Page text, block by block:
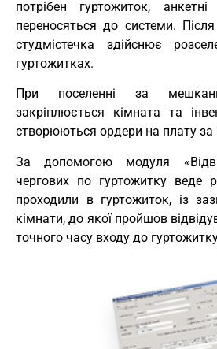
потрібен гуртожиток,
переносяться до системи. Після
студмістечка здійснює
гуртожитках.
При поселенні за
закріплюється кімната та
створюються ордери на плату
За допомогою модуля
чергових по гуртожитку веде
проходили в гуртожиток, із
кімнати, до якої пройшов
точного часу входу до